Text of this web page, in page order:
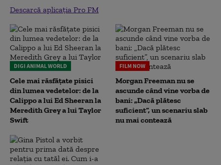
Descarcă aplicația Pro FM
DIGI ANIMAL WORLD
Cele mai răsfățate pisici
din lumea vedetelor: de la
Calippo a lui Ed Sheeran la
Meredith Grey a lui Taylor
Swift
FILM NOW
Morgan Freeman nu se
ascunde când vine vorba de
bani: „Dacă plătesc
suficient”, un scenariu slab
nu mai contează